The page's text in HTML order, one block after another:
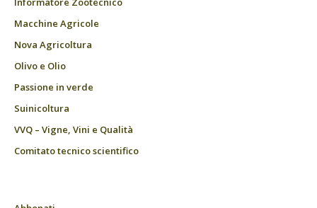
Macchine Agricole
Nova Agricoltura
Olivo e Olio
Passione in verde
Suinicoltura
VVQ – Vigne, Vini e Qualità
Comitato tecnico scientifico